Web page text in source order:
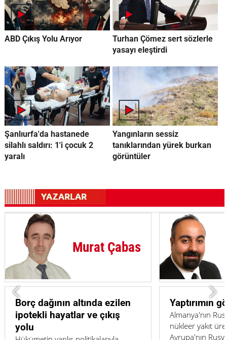
ABD Çıkış Yolu Arıyor
Turhan Çömez sert sözlerle
yasayı eleştirdi
Şanlıurfa'da hastanede
silahlı saldırı: 1'i çocuk 2
yaralı
Yangınların sessiz
tanıklarından yürek burkan
görüntüler
Cem Bürüç
Yaptırımın görünmeyen sınırı
Almanya'nın Rusya ile bağlantılı
nükleer yakıt üretimine izin vermesi,
Avrupa'nın Rusya politikası ile enerji
Sosyal
bitiriyor mu?
Aynı masada
düşünün.